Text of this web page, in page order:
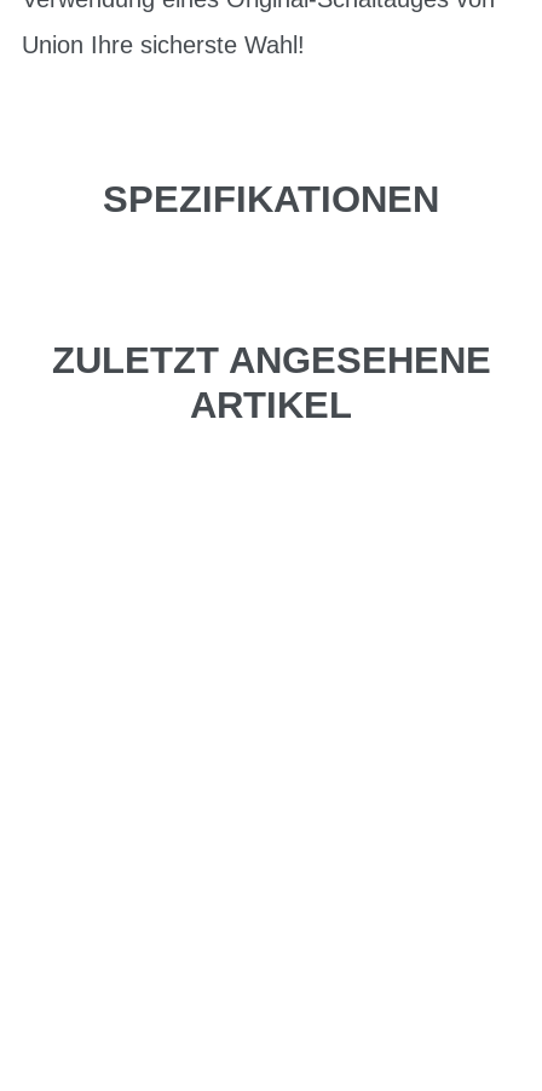
Union Ihre sicherste Wahl!
SPEZIFIKATIONEN
ZULETZT ANGESEHENE
ARTIKEL